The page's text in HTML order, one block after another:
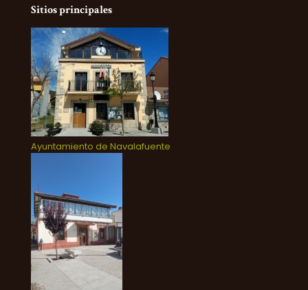
Sitios principales
Ayuntamiento de Navalafuente